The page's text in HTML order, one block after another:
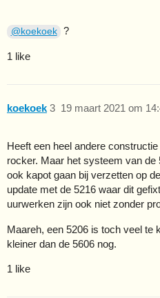
@koekoek ?
1 like
koekoek 19 maart 2021 om
3
Heeft een heel andere
rocker. Maar het systeem van
ook kapot gaan bij verzetten op
update met de 5216 waar dit
uurwerken zijn ook niet zonder
Maareh, een 5206 is toch veel te
kleiner dan de 5606 nog.
1 like